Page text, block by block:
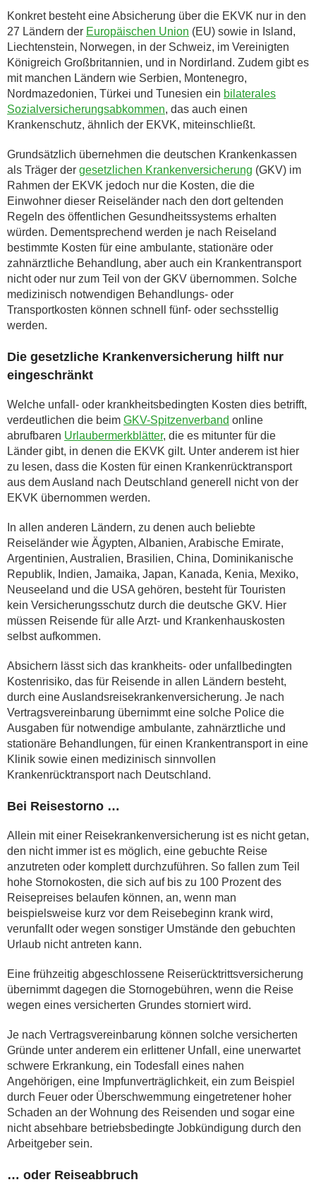
Konkret besteht eine Absicherung über die EKVK nur in den
27 Ländern der Europäischen Union (EU) sowie in Island,
Liechtenstein, Norwegen, in der Schweiz, im Vereinigten
Königreich Großbritannien, und in Nordirland. Zudem gibt es
mit manchen Ländern wie Serbien, Montenegro,
Nordmazedonien, Türkei und Tunesien ein bilaterales
Sozialversicherungsabkommen, das auch einen
Krankenschutz, ähnlich der EKVK, miteinschließt.
Grundsätzlich übernehmen die deutschen Krankenkassen
als Träger der gesetzlichen Krankenversicherung (GKV) im
Rahmen der EKVK jedoch nur die Kosten, die die
Einwohner dieser Reiseländer nach den dort geltenden
Regeln des öffentlichen Gesundheitssystems erhalten
würden. Dementsprechend werden je nach Reiseland
bestimmte Kosten für eine ambulante, stationäre oder
zahnärztliche Behandlung, aber auch ein Krankentransport
nicht oder nur zum Teil von der GKV übernommen. Solche
medizinisch notwendigen Behandlungs- oder
Transportkosten können schnell fünf- oder sechsstellig
werden.
Die gesetzliche Krankenversicherung hilft nur
eingeschränkt
Welche unfall- oder krankheitsbedingten Kosten dies betrifft,
verdeutlichen die beim GKV-Spitzenverband online
abrufbaren Urlaubermerkblätter, die es mitunter für die
Länder gibt, in denen die EKVK gilt. Unter anderem ist hier
zu lesen, dass die Kosten für einen Krankenrücktransport
aus dem Ausland nach Deutschland generell nicht von der
EKVK übernommen werden.
In allen anderen Ländern, zu denen auch beliebte
Reiseländer wie Ägypten, Albanien, Arabische Emirate,
Argentinien, Australien, Brasilien, China, Dominikanische
Republik, Indien, Jamaika, Japan, Kanada, Kenia, Mexiko,
Neuseeland und die USA gehören, besteht für Touristen
kein Versicherungsschutz durch die deutsche GKV. Hier
müssen Reisende für alle Arzt- und Krankenhauskosten
selbst aufkommen.
Absichern lässt sich das krankheits- oder unfallbedingten
Kostenrisiko, das für Reisende in allen Ländern besteht,
durch eine Auslandsreisekrankenversicherung. Je nach
Vertragsvereinbarung übernimmt eine solche Police die
Ausgaben für notwendige ambulante, zahnärztliche und
stationäre Behandlungen, für einen Krankentransport in eine
Klinik sowie einen medizinisch sinnvollen
Krankenrücktransport nach Deutschland.
Bei Reisestorno …
Allein mit einer Reisekrankenversicherung ist es nicht getan,
den nicht immer ist es möglich, eine gebuchte Reise
anzutreten oder komplett durchzuführen. So fallen zum Teil
hohe Stornokosten, die sich auf bis zu 100 Prozent des
Reisepreises belaufen können, an, wenn man
beispielsweise kurz vor dem Reisebeginn krank wird,
verunfallt oder wegen sonstiger Umstände den gebuchten
Urlaub nicht antreten kann.
Eine frühzeitig abgeschlossene Reiserücktrittsversicherung
übernimmt dagegen die Stornogebühren, wenn die Reise
wegen eines versicherten Grundes storniert wird.
Je nach Vertragsvereinbarung können solche versicherten
Gründe unter anderem ein erlittener Unfall, eine unerwartet
schwere Erkrankung, ein Todesfall eines nahen
Angehörigen, eine Impfunverträglichkeit, ein zum Beispiel
durch Feuer oder Überschwemmung eingetretener hoher
Schaden an der Wohnung des Reisenden und sogar eine
nicht absehbare betriebsbedingte Jobkündigung durch den
Arbeitgeber sein.
… oder Reiseabbruch